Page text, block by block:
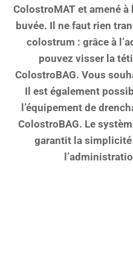
ColostroMAT et amené
buvée. Il ne faut rien
colostrum : grâce à
pouvez visser la
ColostroBAG. Vous
Il est également
l’équipement de
ColostroBAG. Le
garantit la